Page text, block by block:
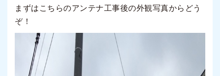
まずはこちらのアンテナ工事後の外観写真からどう
ぞ！